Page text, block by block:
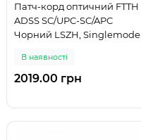
Патч-корд оптичний FTTH
ADSS SC/UPC-SC/APC
Чорний LSZH, Singlemode
В наявності
2019.00 грн